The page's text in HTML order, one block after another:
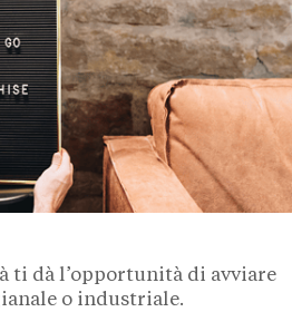
ti dà l’opportunità di avviare
o industriale.